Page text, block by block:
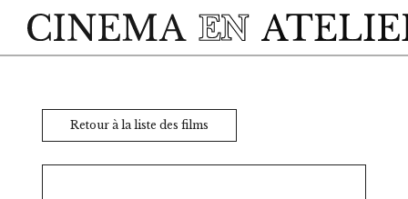
Retour à la liste des films